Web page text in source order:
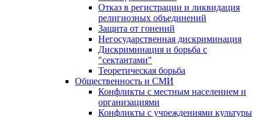
Отказ в регистрации и ликвидация
религиозных объединений
Защита от гонений
Негосударственная дискриминация
Дискриминация и борьба с
"сектантами"
Теоретическая борьба
Общественность и СМИ
Конфликты с местным населением и
организациями
Конфликты с учреждениями культуры